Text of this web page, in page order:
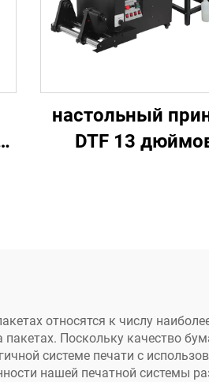
настольный
DTF 13
относятся к числу
Поскольку качество
системе печати с
нашей печатной системы